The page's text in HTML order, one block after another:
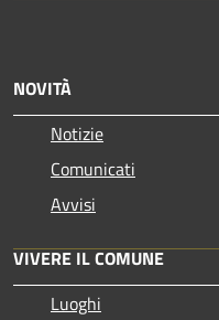
NOVITÀ
Notizie
Comunicati
Avvisi
VIVERE IL COMUNE
Luoghi